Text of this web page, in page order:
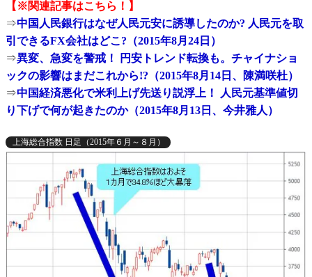
【※関連記事はこちら！】
⇒中国人民銀行はなぜ人民元安に誘導したのか? 人民元を取
引できるFX会社はどこ?（2015年8月24日）
⇒異変、急変を警戒！ 円安トレンド転換も。チャイナショ
ックの影響はまだこれから!?（2015年8月14日、陳満咲杜）
⇒中国経済悪化で米利上げ先送り説浮上！ 人民元基準値切
り下げで何が起きたのか（2015年8月13日、今井雅人）
上海総合指数 日足（2015年６月～８月）